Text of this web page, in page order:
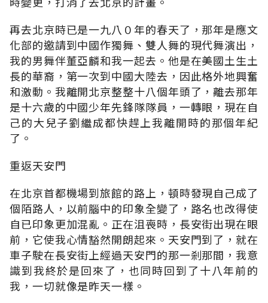
再去北京時已是一九八０年的春天了，那年是應文
化部的邀請到中國作獨舞、雙人舞的現代舞演出，
我的男舞伴董亞麟和我一起去。他是在美國土生土
長的華裔，第一次到中國大陸去，因此格外地興奮
和激動。我離開北京整整十八個年頭了，離去那年
是十六歲的中國少年先鋒隊隊員，一轉眼，現在自
己的大兒子劉繼成都快趕上我離開時的那個年紀
了。
重返天安門
在北京首都機場到旅館的路上，頓時發現自己成了
個陌路人，以前腦中的印象全變了，路名也改得使
自已印象更加混亂。正在沮喪時，長安街出現在眼
前，它使我心情豁然開朗起來。天安門到了，就在
車子駛在長安街上經過天安門的那一剎那間，我意
識到我終於是回來了，也同時回到了十八年前的
我，一切就像是昨天一樣。